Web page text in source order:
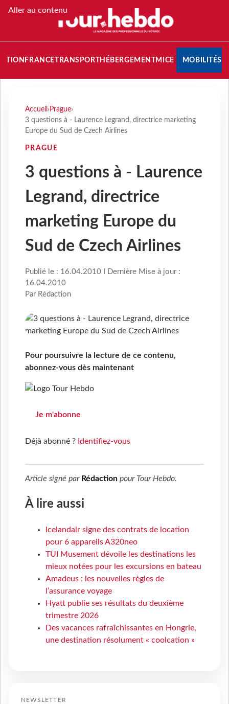
Aller au contenu
FRANCETRANSPORT HÉBERGEMENTMICE MOBILITÉS
Accueil › Prague›
3 questions à - Laurence Legrand, directrice marketing
Europe du Sud de Czech Airlines
PRAGUE
3 questions à - Laurence
Legrand, directrice
marketing Europe du
Sud de Czech Airlines
Publié le : 16.04.2010 I Dernière Mise à jour :
16.04.2010
Par Rédaction
Pour poursuivre la lecture de ce contenu,
abonnez-vous dès maintenant
Je m'abonne
Déjà abonné ? Identifiez-vous
Article signé par Rédaction pour Tour Hebdo.
À lire aussi
Icelandair signe des contrats de location
pour 6 appareils A320neo
TUI Musement dévoile les destinations les
mieux notées pour les excursions en bateau
Amadeus : les nouvelles règles de
l’assurance voyage
Hyatt publie ses résultats du deuxième
trimestre 2026
Des vacances rafraîchissantes en Hongrie,
une destination résolument « coolcation »
NEWSLETTER